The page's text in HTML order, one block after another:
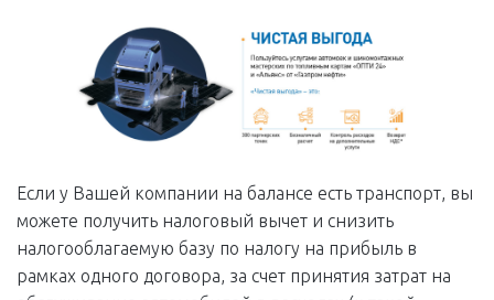
Если у Вашей компании на балансе есть транспорт, вы
можете получить налоговый вычет и снизить
налогооблагаемую базу по налогу на прибыль в
рамках одного договора, за счет принятия затрат на